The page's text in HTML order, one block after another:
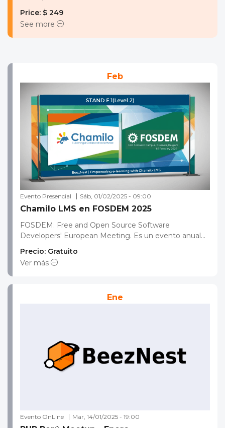
Price: $ 249
See more
Feb
Evento Presencial Sáb, 01/02/2025 - 09:00
Chamilo LMS en FOSDEM 2025
FOSDEM: Free and Open Source Software
Developers' European Meeting. Es un evento anual...
Precio: Gratuito
Ver más
Ene
Evento OnLine Mar, 14/01/2025 - 19:00